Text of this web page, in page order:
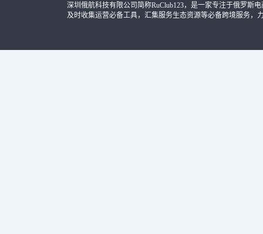
深圳俄航科技有限公司简称RuClub123，是一家专注于俄罗斯
及时收集运营必备工具，汇集服务生态资源等必备跨境服务，